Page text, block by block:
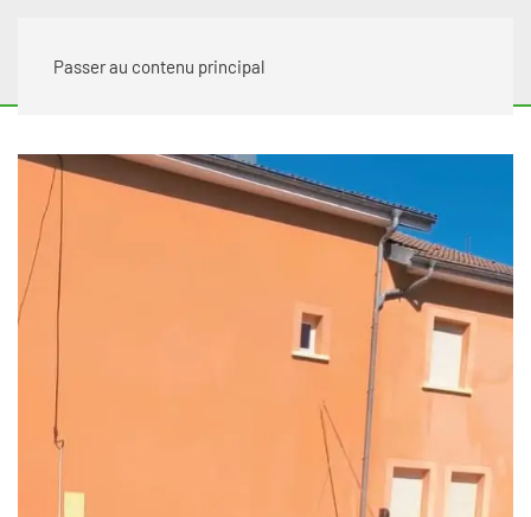
Passer au contenu principal